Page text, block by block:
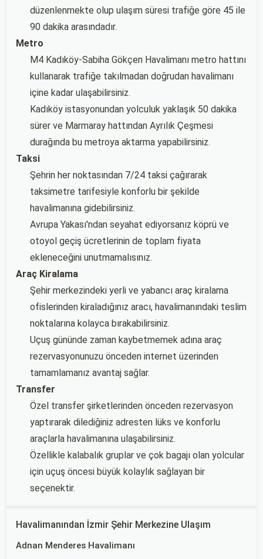
düzenlenmekte olup ulaşım süresi trafiğe göre 45 ile
90 dakika arasındadır.
Metro
M4 Kadıköy-Sabiha Gökçen Havalimanı metro hattını
kullanarak trafiğe takılmadan doğrudan havalimanı
içine kadar ulaşabilirsiniz.
Kadıköy istasyonundan yolculuk yaklaşık 50 dakika
sürer ve Marmaray hattından Ayrılık Çeşmesi
durağında bu metroya aktarma yapabilirsiniz.
Taksi
Şehrin her noktasından 7/24 taksi çağırarak
taksimetre tarifesiyle konforlu bir şekilde
havalimanına gidebilirsiniz.
Avrupa Yakası'ndan seyahat ediyorsanız köprü ve
otoyol geçiş ücretlerinin de toplam fiyata
ekleneceğini unutmamalısınız.
Araç Kiralama
Şehir merkezindeki yerli ve yabancı araç kiralama
ofislerinden kiraladığınız aracı, havalimanındaki teslim
noktalarına kolayca bırakabilirsiniz.
Uçuş gününde zaman kaybetmemek adına araç
rezervasyonunuzu önceden internet üzerinden
tamamlamanız avantaj sağlar.
Transfer
Özel transfer şirketlerinden önceden rezervasyon
yaptırarak dilediğiniz adresten lüks ve konforlu
araçlarla havalimanına ulaşabilirsiniz.
Özellikle kalabalık gruplar ve çok bagajı olan yolcular
için uçuş öncesi büyük kolaylık sağlayan bir
seçenektir.
Havalimanından İzmir Şehir Merkezine Ulaşım
Adnan Menderes Havalimanı